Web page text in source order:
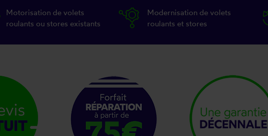
Motorisation de volets
roulants ou stores existants
Modernisation de volets
roulants et stores